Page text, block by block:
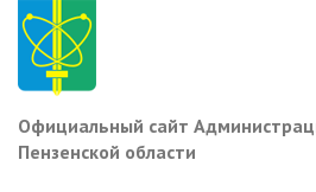
Перейти
основному
содержанию
Официальный сайт
Пензенской области